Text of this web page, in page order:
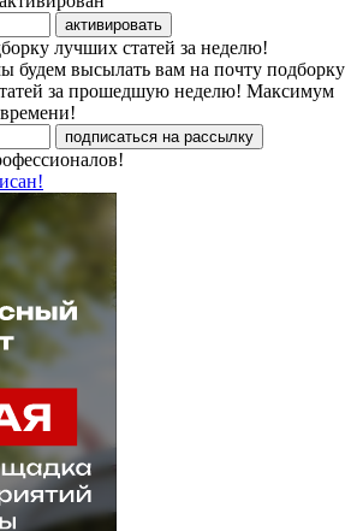
активировать
лучших статей за неделю!
будем высылать вам на почту подборку
за прошедшую неделю! Максимум
подписаться на рассылку